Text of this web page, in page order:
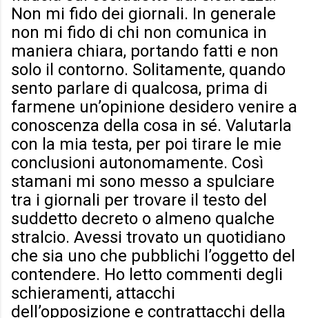
Non mi fido dei giornali. In generale
non mi fido di chi non comunica in
maniera chiara, portando fatti e non
solo il contorno. Solitamente, quando
sento parlare di qualcosa, prima di
farmene un’opinione desidero venire a
conoscenza della cosa in sé. Valutarla
con la mia testa, per poi tirare le mie
conclusioni autonomamente. Così
stamani mi sono messo a spulciare
tra i giornali per trovare il testo del
suddetto decreto o almeno qualche
stralcio. Avessi trovato un quotidiano
che sia uno che pubblichi l’oggetto del
contendere. Ho letto commenti degli
schieramenti, attacchi
dell’opposizione e contrattacchi della